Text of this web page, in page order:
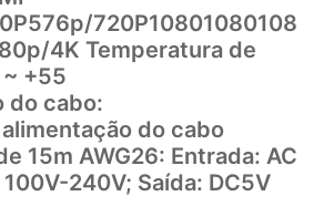
720P10801080108
4K Temperatura de
+55
do cabo:
do cabo
15m AWG26: Entrada: AC
240V; Saída: DC5V